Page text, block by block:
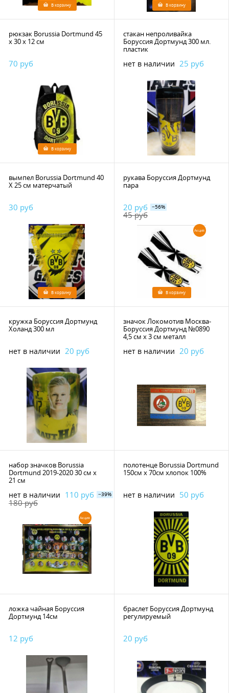
В корзину В корзину
рюкзак Borussia Dortmund 45
х 30 х 12 см
70 руб
В корзину
стакан непроливайка
Боруссия Дортмунд 300 мл.
пластик
нет в наличии 25 руб
вымпел Borussia Dortmund 40
Х 25 см матерчатый
30 руб
В корзину
рукава Боруссия Дортмунд
пара
20 руб
45 руб
−56%
Акция
В корзину
кружка Боруссия Дортмунд
Холанд 300 мл
нет в наличии 20 руб
значок Локомотив Москва-
Боруссия Дортмунд №0890
4,5 см х 3 см металл
нет в наличии 20 руб
набор значков Borussia
Dortmund 2019-2020 30 см х
21 см
нет в наличии
110 руб
180 руб
−39%
Акция
полотенце Borussia Dortmund
150см х 70см хлопок 100%
нет в наличии 50 руб
ложка чайная Боруссия
Дортмунд 14см
12 руб
браслет Боруссия Дортмунд
регулируемый
20 руб